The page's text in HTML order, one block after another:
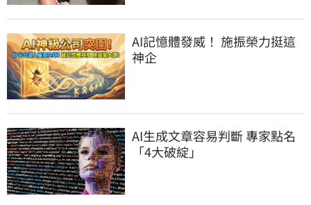
AI記憶體發威！ 施振榮力挺這
神企
AI生成文章容易判斷 專家點名
「4大破綻」